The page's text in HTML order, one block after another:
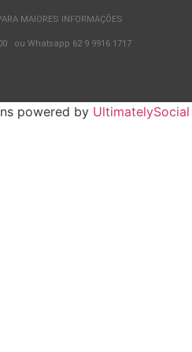
MAIORES INFORMAÇÕES
ou Whatsapp 62 9 9916 1717
.
powered by UltimatelySocial